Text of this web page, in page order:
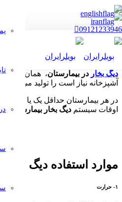
09121233946
دیگ بخار در بیمارستان، همان هایی
آشپزخانه نیاز است را تولید می کنند.
در هر بیمارستان حداقل یک یا دو مورد
اوقات سیستم دیگ بخار بیمارستان
موارد استفاده دیگ
۱- حرارت